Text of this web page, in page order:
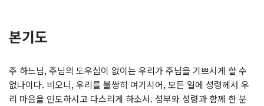
본기도
주 하느님, 주님의 도우심이 없이는 우리가 주님을 기쁘시게 할 수
없나이다. 비오니, 우리를 불쌍히 여기시어, 모든 일에 성령께서 우
리 마음을 인도하시고 다스리게 하소서. 성부와 성령과 함께 한 분